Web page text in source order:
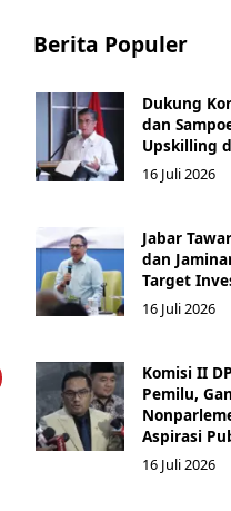
Berita Populer
Dukung
dan
Upskilling
16 Juli 2026
Jabar
dan
Target
16 Juli 2026
Komisi II
Pemilu,
Aspirasi
16 Juli 2026